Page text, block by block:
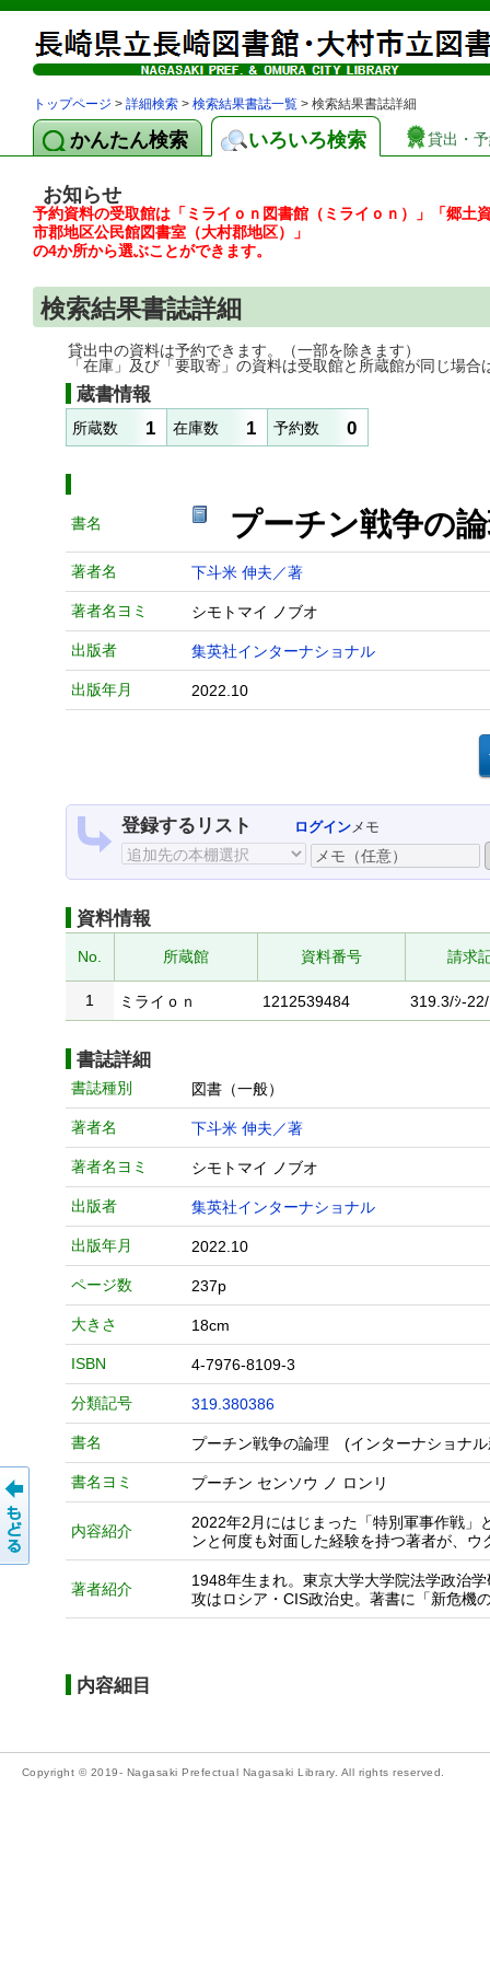
トップページ > 詳細検索 > 検索結果書誌一覧 > 検索結果書誌詳細
かんたん検索 いろいろ検索 貸出・
お知らせ
予約資料の受取館は「ミライｏｎ図書館（ミライｏｎ）」「郷
市郡地区公民館図書室（大村郡地区）」
の4か所から選ぶことができます。
検索結果書誌詳細
貸出中の資料は予約できます。（一部を除きます）
「在庫」及び「要取寄」の資料は受取館と所蔵館が同じ場合
蔵書情報
所蔵数 1 在庫数 1 予約数 0
書名 プーチン戦争の
著者名 下斗米 伸夫／著
著者名ヨミ シモトマイ ノブオ
出版者 集英社インターナショナル
出版年月 2022.10
登録するリスト ログインメモ
資料情報
No. 所蔵館 資料番号 請求
1 ミライｏｎ 1212539484 319.3/ｼ-22/
書誌詳細
書誌種別 図書（一般）
著者名 下斗米 伸夫／著
著者名ヨミ シモトマイ ノブオ
出版者 集英社インターナショナル
出版年月 2022.10
ページ数 237p
大きさ 18cm
ISBN 4-7976-8109-3
分類記号 319.380386
書名 プーチン戦争の論理 (インターナショナ
書名ヨミ プーチン センソウ ノ ロンリ
内容紹介
2022年2月にはじまった「特別軍事作戦」
ンと何度も対面した経験を持つ著者が、
著者紹介
1948年生まれ。東京大学大学院法学政治
攻はロシア・CIS政治史。著書に「新危機
内容細目
Copyright © 2019- Nagasaki Prefectual Nagasaki Library. All rights reserved.